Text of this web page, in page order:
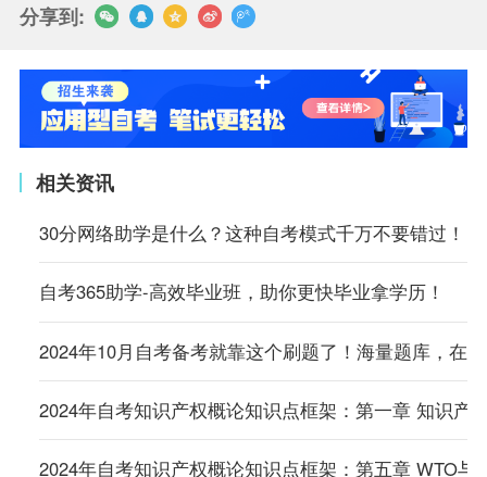
分享到:
相关资讯
30分网络助学是什么？这种自考模式千万不要错过！
自考365助学-高效毕业班，助你更快毕业拿学历！
2024年10月自考备考就靠这个刷题了！海量题库，在
2024年自考知识产权概论知识点框架：第一章 知识产
2024年自考知识产权概论知识点框架：第五章 WTO与